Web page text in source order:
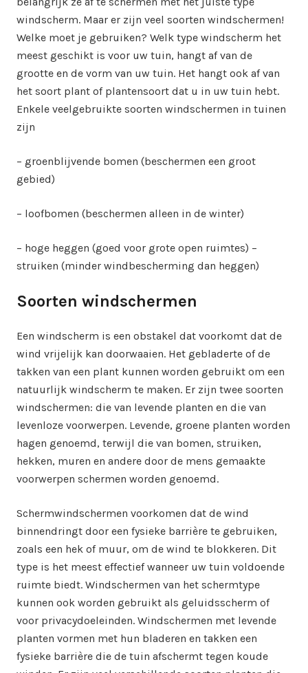
windscherm. Maar er zijn veel soorten windschermen!
Welke moet je gebruiken? Welk type windscherm het
meest geschikt is voor uw tuin, hangt af van de
grootte en de vorm van uw tuin. Het hangt ook af van
het soort plant of plantensoort dat u in uw tuin hebt.
Enkele veelgebruikte soorten windschermen in tuinen
zijn
– groenblijvende bomen (beschermen een groot
gebied)
– loofbomen (beschermen alleen in de winter)
– hoge heggen (goed voor grote open ruimtes) –
struiken (minder windbescherming dan heggen)
Soorten windschermen
Een windscherm is een obstakel dat voorkomt dat de
wind vrijelijk kan doorwaaien. Het gebladerte of de
takken van een plant kunnen worden gebruikt om een
natuurlijk windscherm te maken. Er zijn twee soorten
windschermen: die van levende planten en die van
levenloze voorwerpen. Levende, groene planten worden
hagen genoemd, terwijl die van bomen, struiken,
hekken, muren en andere door de mens gemaakte
voorwerpen schermen worden genoemd.
Schermwindschermen voorkomen dat de wind
binnendringt door een fysieke barrière te gebruiken,
zoals een hek of muur, om de wind te blokkeren. Dit
type is het meest effectief wanneer uw tuin voldoende
ruimte biedt. Windschermen van het schermtype
kunnen ook worden gebruikt als geluidsscherm of
voor privacydoeleinden. Windschermen met levende
planten vormen met hun bladeren en takken een
fysieke barrière die de tuin afschermt tegen koude